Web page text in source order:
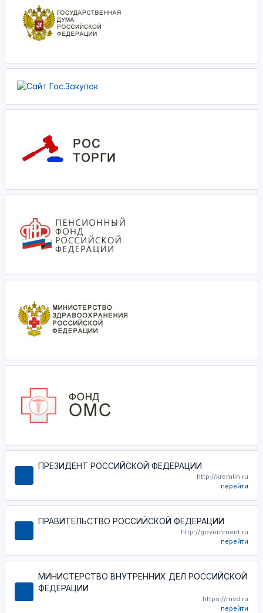
ПРЕЗИДЕНТ РОССИЙСКОЙ ФЕДЕРАЦИИ
http://kremlin.ru
перейти
ПРАВИТЕЛЬСТВО РОССИЙСКОЙ ФЕДЕРАЦИИ
http://government.ru
перейти
МИНИСТЕРСТВО ВНУТРЕННИХ ДЕЛ РОССИЙСКОЙ
ФЕДЕРАЦИИ
https://mvd.ru
перейти